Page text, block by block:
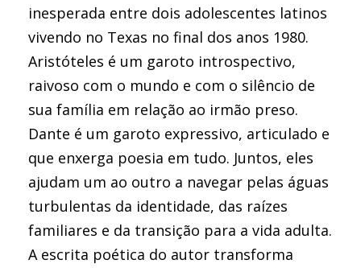
inesperada entre dois adolescentes latinos
vivendo no Texas no final dos anos 1980.
Aristóteles é um garoto introspectivo,
raivoso com o mundo e com o silêncio de
sua família em relação ao irmão preso.
Dante é um garoto expressivo, articulado e
que enxerga poesia em tudo. Juntos, eles
ajudam um ao outro a navegar pelas águas
turbulentas da identidade, das raízes
familiares e da transição para a vida adulta.
A escrita poética do autor transforma